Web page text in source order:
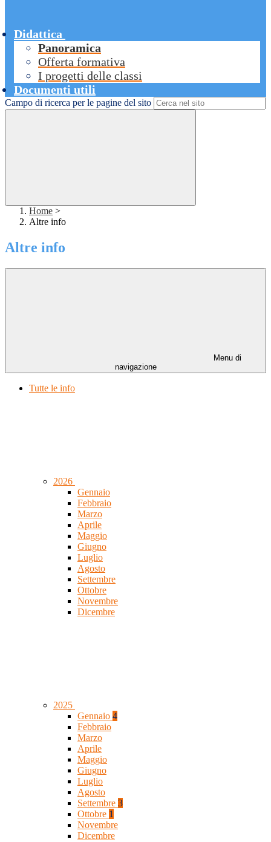
Didattica
Panoramica
Offerta formativa
I progetti delle classi
Documenti utili
Campo di ricerca per le pagine del sito
Home >
Altre info
Altre info
Menu di
navigazione
Tutte le info
2026
Gennaio
Febbraio
Marzo
Aprile
Maggio
Giugno
Luglio
Agosto
Settembre
Ottobre
Novembre
Dicembre
2025
Gennaio 4
Febbraio
Marzo
Aprile
Maggio
Giugno
Luglio
Agosto
Settembre 3
Ottobre 1
Novembre
Dicembre